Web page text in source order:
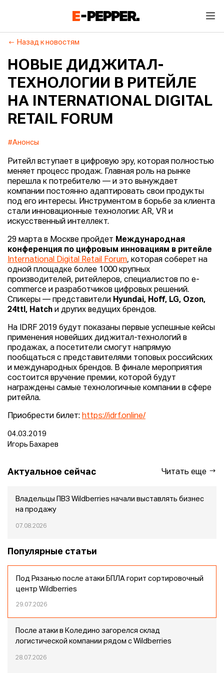
Назад к новостям
НОВЫЕ ДИДЖИТАЛ-
ТЕХНОЛОГИИ В РИТЕЙЛЕ
НА INTERNATIONAL DIGITAL
RETAIL FORUM
#Анонсы
Ритейл вступает в цифровую эру, которая полностью
меняет процесс продаж. Главная роль на рынке
перешла к потребителю — и это вынуждает
компании постоянно адаптировать свои продукты
под его интересы. Инструментом в борьбе за клиента
стали инновационные технологии: AR, VR и
искусственный интеллект.
29 марта в Москве пройдет Международная
конференция по цифровым инновациям в ритейле
International Digital Retail Forum, которая соберет на
одной площадке более 1000 крупных
производителей, ритейлеров, специалистов по e-
commerce и разработчиков цифровых решений.
Спикеры — представители Hyundai, Hoff, LG, Ozon,
24ttl, Hatch и других ведущих брендов.
На IDRF 2019 будут показаны первые успешные кейсы
применения новейших диджитал-технологий в
продажах, а посетители смогут напрямую
пообщаться с представителями топовых российских
и международных брендов. В финале мероприятия
состоится вручение премии, которой будут
награждены самые технологичные компании в сфере
ритейла.
Приобрести билет: https://idrf.online/
04.03.2019
Игорь Бахарев
Актуальное сейчас Читать еще
Владельцы ПВЗ Wildberries начали выставлять бизнес
на продажу
07.08.2026
Популярные статьи
Под Рязанью после атаки БПЛА горит сортировочный
центр Wildberries
29.07.2026
После атаки в Коледино загорелся склад
логистической компании рядом с Wildberries
28.07.2026